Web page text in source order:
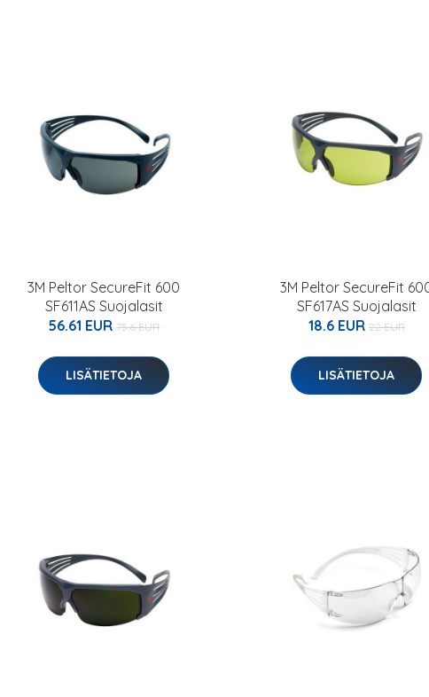
3M Peltor SecureFit 600
SF611AS Suojalasit
56.61 EUR75.6 EUR
LISÄTIETOJA
3M Peltor SecureFit
SF617AS Suojalasit
18.6 EUR 22 EUR
LISÄTIETOJA